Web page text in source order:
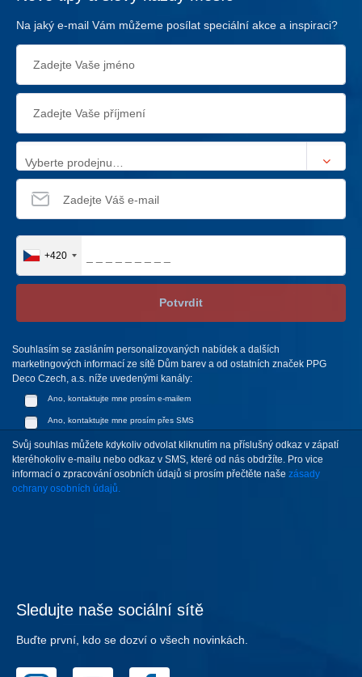
Na jaký e-mail Vám můžeme posílat speciální akce a inspiraci?
Vyberte prodejnu…
+420
Potvrdit
Souhlasím se zasláním personalizovaných nabídek a dalších
marketingových informací ze sítě Dům barev a od ostatních značek PPG
Deco Czech, a.s. níže uvedenými kanály:
Ano, kontaktujte mne prosím e-mailem
Ano, kontaktujte mne prosím přes SMS
Svůj souhlas můžete kdykoliv odvolat kliknutím na příslušný odkaz v zápatí
kteréhokoliv e-mailu nebo odkaz v SMS, které od nás obdržíte. Pro vice
informací o zpracování osobních údajů si prosím přečtěte naše zásady
ochrany osobních údajů.
Sledujte naše sociální sítě
Buďte první, kdo se dozví o všech novinkách.